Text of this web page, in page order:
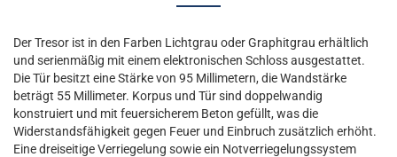
Der Tresor ist in den Farben Lichtgrau oder Graphitgrau erhältlich
und serienmäßig mit einem elektronischen Schloss ausgestattet.
Die Tür besitzt eine Stärke von 95 Millimetern, die Wandstärke
beträgt 55 Millimeter. Korpus und Tür sind doppelwandig
konstruiert und mit feuersicherem Beton gefüllt, was die
Widerstandsfähigkeit gegen Feuer und Einbruch zusätzlich erhöht.
Eine dreiseitige Verriegelung sowie ein Notverriegelungssystem